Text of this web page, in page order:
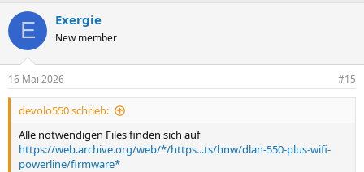
E Exergie
New member
16 Mai 2026 #15
devolo550 schrieb:
Alle notwendigen Files finden sich auf
https://web.archive.org/web/*/https...ts/hnw/dlan-550-plus-wifi-
powerline/firmware*